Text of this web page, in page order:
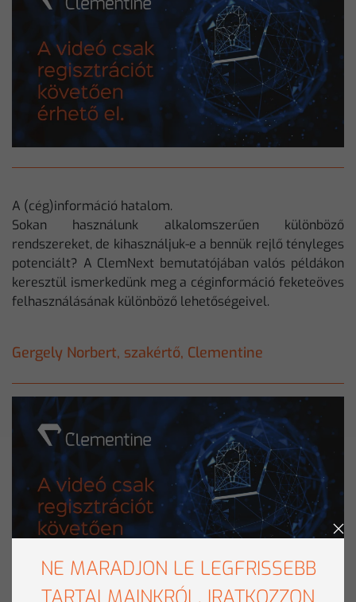
A (cég)információ hatalom.
Sokan használunk alkalomszerűen különböző
rendszereket, de kihasználjuk-e a bennük rejlő tényleges
potenciált? A ClemNext bemutatójában valós példákon
keresztül ismerkedünk meg a céginformáció feketeöves
felhasználásának különböző lehetőségeivel.
Gergely Norbert, szakértő, Clementine
NE MARADJON LE LEGFRISSEBB